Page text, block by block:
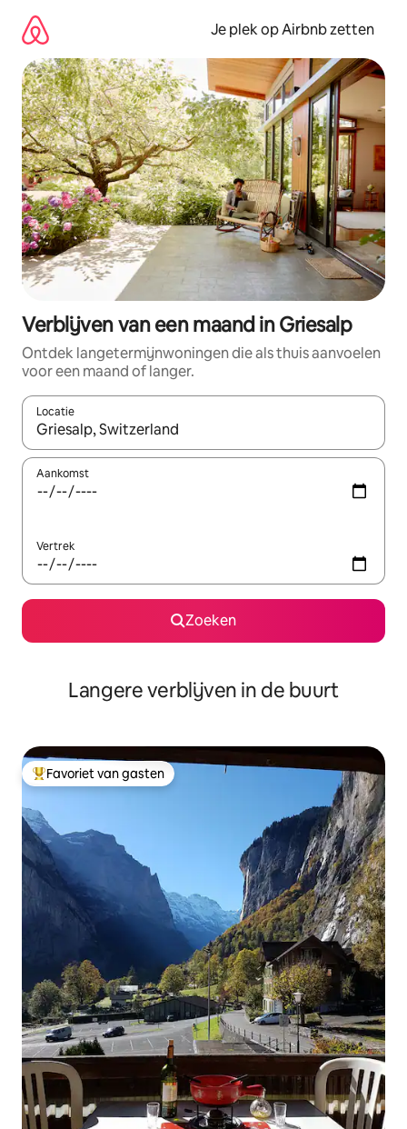
direct
naar
inhoud
Je plek op Airbnb zetten
Verblijven van een maand in Griesalp
Ontdek langetermijnwoningen die als thuis aanvoelen
voor een maand of langer.
Locatie
Wanneer er resultaten beschikbaar zijn, maak je een keuze
Aankomst
Vertrek
Zoeken
Langere verblijven in de buurt
Topfavoriet van gasten
Favoriet van gasten